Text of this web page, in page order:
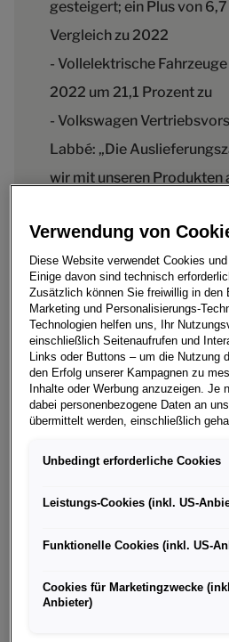
gesteigert; ein Plus von
Vergleich zu 2022
- Vollelektrische
2022 um 21,1 Prozent zu
- Volkswagen
Labbé: „Die
wir mit unseren Produkten
Die Marke Volkswagen hat ihre
vergangenen Jahr deutlich
rund 4,87 Millionen Fahrzeuge
Kunden übergeben. In allen
Auslieferungszahlen damit das
Unterm Strich liegt das
Prozent. Auch die Nachfrage
gestiegen: Rund 394.000
übergab Volkswagen im Jahr
Kundinnen und Kunden, was
Imelda Labbé, Volkswagen
zeigen, dass wir als Marke auf
Verwendung von
Diese Website verwendet Cookies
Einige davon sind technisch
Zusätzlich können Sie freiwillig in den
Marketing und Personalisierungs-
Technologien helfen uns, Ihr
einschließlich Seitenaufrufen und
Links oder Buttons – um die Nutzung
den Erfolg unserer Kampagnen zu
Inhalte oder Werbung anzuzeigen. Je
dabei personenbezogene Daten an
übermittelt werden, einschließlich
(z. B. E Mail Adresse oder
Dienste der Google Ireland Ltd., die
die Google LLC in den USA
und eingeschränkte
von Standardvertragsklauseln der
Unbedingt erforderliche Cookies
Leistungs-Cookies (inkl. US-
Funktionelle Cookies (inkl. US-
Cookies für Marketingzwecke
Anbieter)